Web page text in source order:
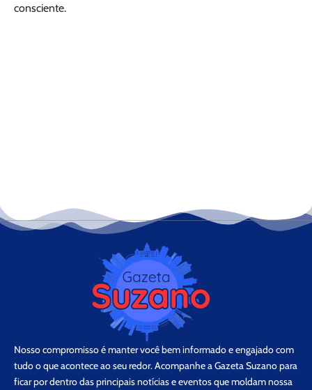
consciente.
Nosso compromisso é manter você bem informado e engajado com
tudo o que acontece ao seu redor. Acompanhe a Gazeta Suzano para
ficar por dentro das principais notícias e eventos que moldam nossa